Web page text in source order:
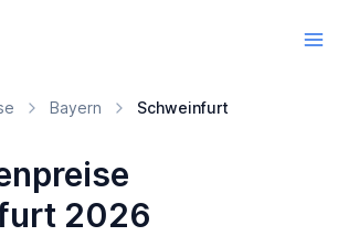
Bayern Schweinfurt
2026